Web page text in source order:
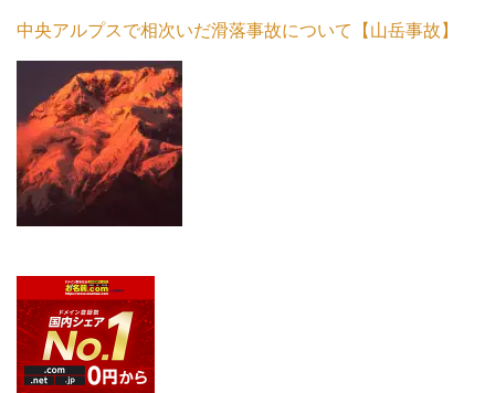
中央アルプスで相次いだ滑落事故について【山岳事故】